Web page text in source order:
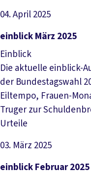
04. April 2025
Datei herunterladen
einblick März 2025
Einblick
Die aktuelle einblick-
der Bundestagswahl
Eiltempo, Frauen-
Truger zur
Urteile
03. März 2025
Datei herunterladen
einblick Februar 2025